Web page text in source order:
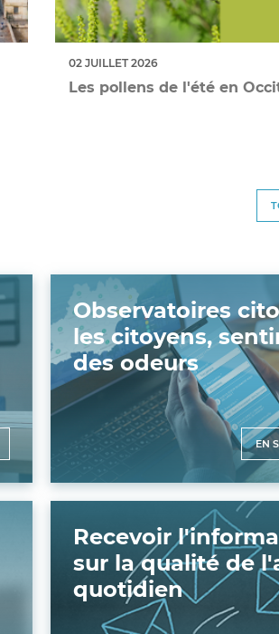
02 JUILLET 2026
Les pollens de l'été en
Observatoires
les citoyens,
des odeurs
EN
Recevoir
sur la qualité de
quotidien